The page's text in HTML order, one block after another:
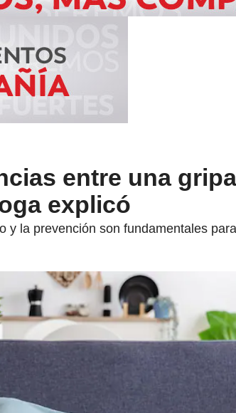
entre una
explicó
y la prevención son fundamentales